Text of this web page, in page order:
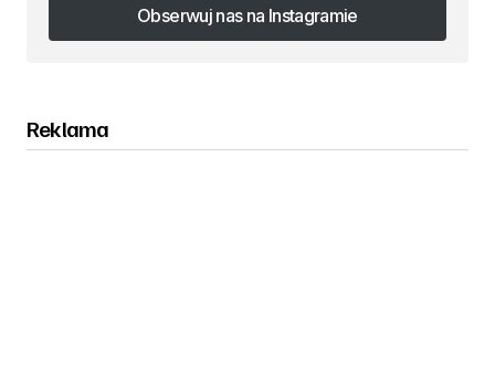
Obserwuj nas na Instagramie
Obserwuj nas na Instagramie
Reklama